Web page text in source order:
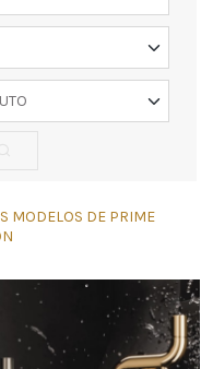
MODELOS DE PRIME